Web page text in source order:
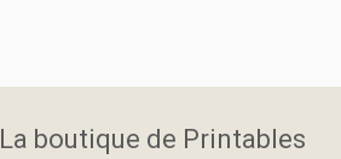
La boutique de Printables